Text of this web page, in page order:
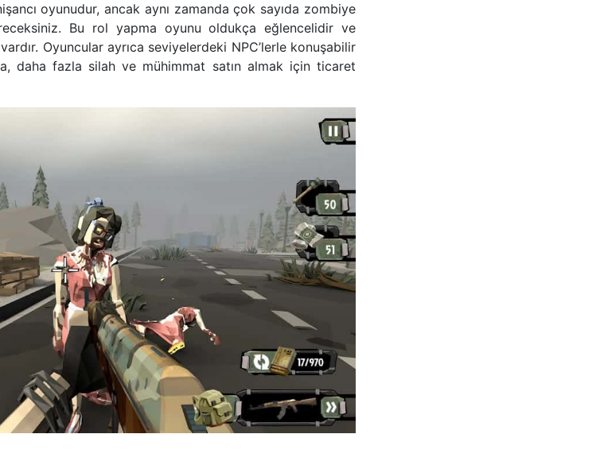
oyunudur, ancak aynı zamanda çok sayıda zombiye
Bu rol yapma oyunu oldukça eğlencelidir ve
Oyuncular ayrıca seviyelerdeki NPC’lerle konuşabilir
daha fazla silah ve mühimmat satın almak için ticaret